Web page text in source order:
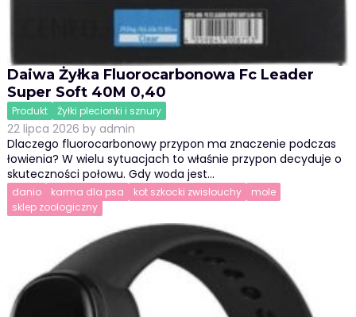
Daiwa Żyłka Fluorocarbonowa Fc Leader
Super Soft 40M 0,40
Produkt Żyłki plecionki i sznury
22 lipca 2026 by admin
Dlaczego fluorocarbonowy przypon ma znaczenie podczas
łowienia? W wielu sytuacjach to właśnie przypon decyduje o
skuteczności połowu. Gdy woda jest…
danio karma dla psa kot szkocki zwisłouchy
mole
sklep zoologiczny